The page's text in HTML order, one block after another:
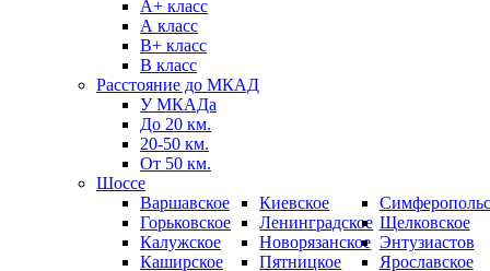
A+ класс
А класс
В+ класс
B класс
Расстояние до МКАД
У МКАДа
До 20 км.
20-50 км.
От 50 км.
Шоссе
Варшавское
Горьковское
Калужское
Каширское
Киевское
Ленинградское
Новорязанское
Пятницкое
Щелковское
Энтузиастов
Ярославское